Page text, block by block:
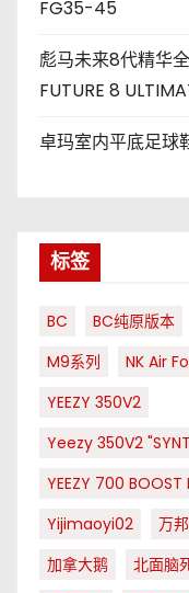
FG35-45
彪马未来8代精华
FUTURE 8
卓玛室内平底足
标签
BC BC纯原版本
M9系列
NK Air
YEEZY 350V2
Yeezy 350V2
YEEZY 700 BOOST
Yijimaoyi02
万
加拿大鹅
北面脑